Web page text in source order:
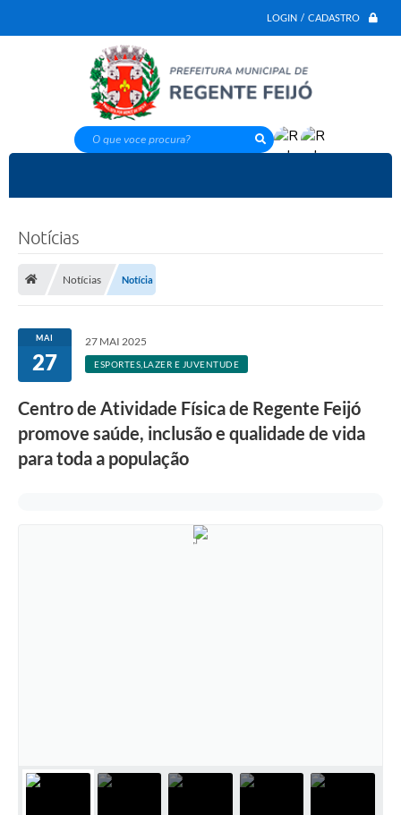
LOGIN / CADASTRO
O que voce procura?
Notícias
Notícias Notícia
MAI
27
27 MAI 2025
ESPORTES,LAZER E JUVENTUDE
Centro de Atividade Física de Regente Feijó
promove saúde, inclusão e qualidade de vida
para toda a população